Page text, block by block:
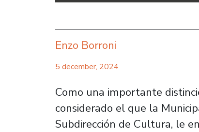
Enzo Borroni
5 december, 2024
Como una importante
considerado el que la
Subdirección de Cultura, le